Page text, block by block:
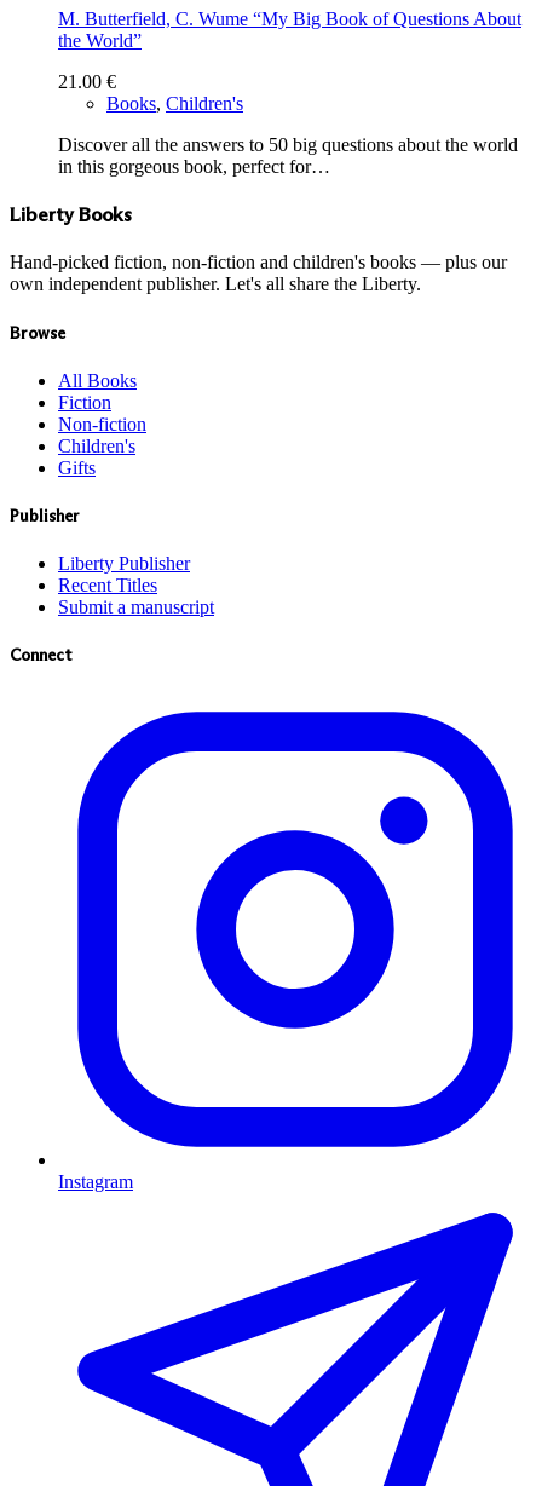
M. Butterfield, C. Wume “My Big Book of Questions About
the World”
21.00 €
Books, Children's
Discover all the answers to 50 big questions about the world
in this gorgeous book, perfect for…
Liberty Books
Hand-picked fiction, non-fiction and children's books — plus our
own independent publisher. Let's all share the Liberty.
Browse
All Books
Fiction
Non-fiction
Children's
Gifts
Publisher
Liberty Publisher
Recent Titles
Submit a manuscript
Connect
Instagram